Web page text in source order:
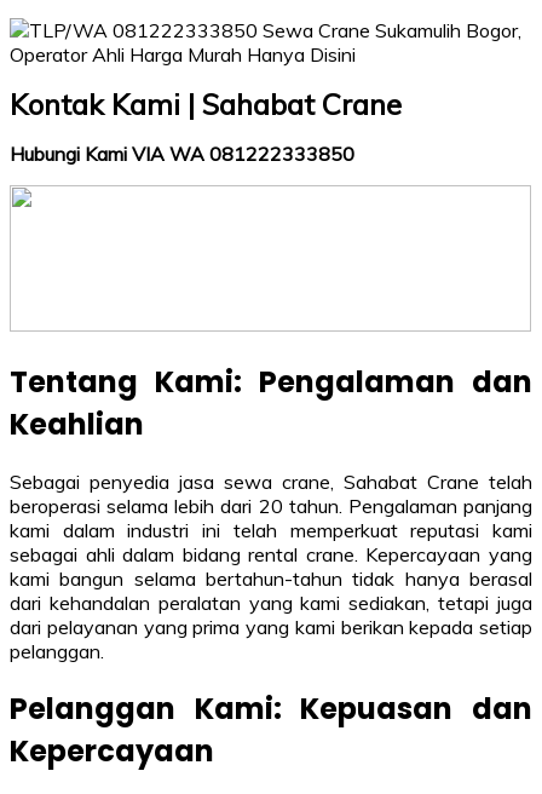
Kontak Kami | Sahabat Crane
Hubungi Kami VIA WA 081222333850
Tentang Kami: Pengalaman dan
Keahlian
Sebagai penyedia jasa sewa crane, Sahabat Crane telah
beroperasi selama lebih dari 20 tahun. Pengalaman panjang
kami dalam industri ini telah memperkuat reputasi kami
sebagai ahli dalam bidang rental crane. Kepercayaan yang
kami bangun selama bertahun-tahun tidak hanya berasal
dari kehandalan peralatan yang kami sediakan, tetapi juga
dari pelayanan yang prima yang kami berikan kepada setiap
pelanggan.
Pelanggan Kami: Kepuasan dan
Kepercayaan